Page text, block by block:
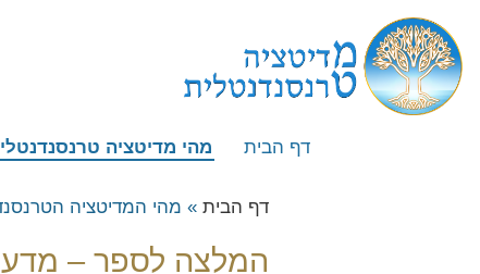
דף הבית
מהי מדיטציה
ייחודה של השיטה
דף הבית » מהי המדיטציה
המלצה לספר – מדע